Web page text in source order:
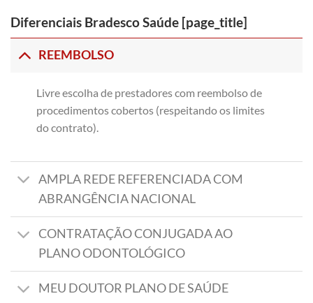
Diferenciais Bradesco Saúde [page_title]
REEMBOLSO
Livre escolha de prestadores com reembolso de
procedimentos cobertos (respeitando os limites
do contrato).
AMPLA REDE REFERENCIADA COM
ABRANGÊNCIA NACIONAL
CONTRATAÇÃO CONJUGADA AO
PLANO ODONTOLÓGICO
MEU DOUTOR PLANO DE SAÚDE